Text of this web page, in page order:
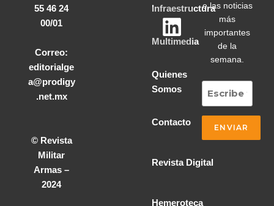
55 46 24
00/01
Correo:
editorialge
a@prodigy
.net.mx
© Revista
Militar
Armas –
2024
Infraestructura
Multimedia
Quienes
Somos
Contacto
Revista Digital
Hemeroteca
e las noticias
más
importantes
de la
semana.